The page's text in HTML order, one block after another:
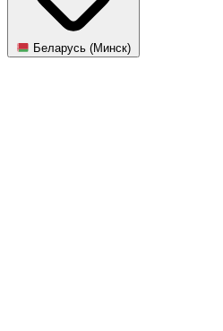
Беларусь (Минск)